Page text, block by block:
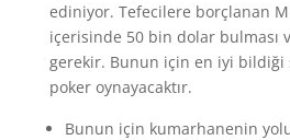
ediniyor. Tefecilere borçlanan
içerisinde 50 bin dolar bulması
gerekir. Bunun için en iyi bildiği
poker oynayacaktır.
Bunun için kumarhanenin